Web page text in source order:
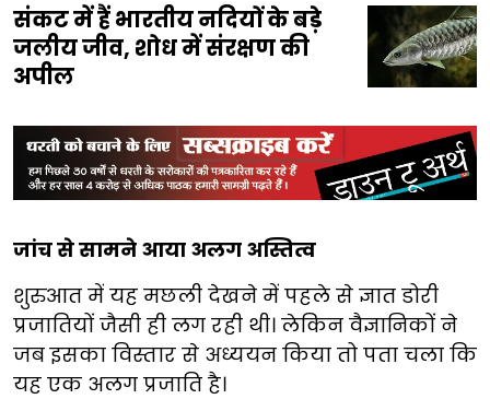
संकट में हैं भारतीय नदियों के बड़े
जलीय जीव, शोध में संरक्षण की
अपील
जांच से सामने आया अलग अस्तित्व
शुरुआत में यह मछली देखने में पहले से ज्ञात डोरी
प्रजातियों जैसी ही लग रही थी। लेकिन वैज्ञानिकों ने
जब इसका विस्तार से अध्ययन किया तो पता चला कि
यह एक अलग प्रजाति है।